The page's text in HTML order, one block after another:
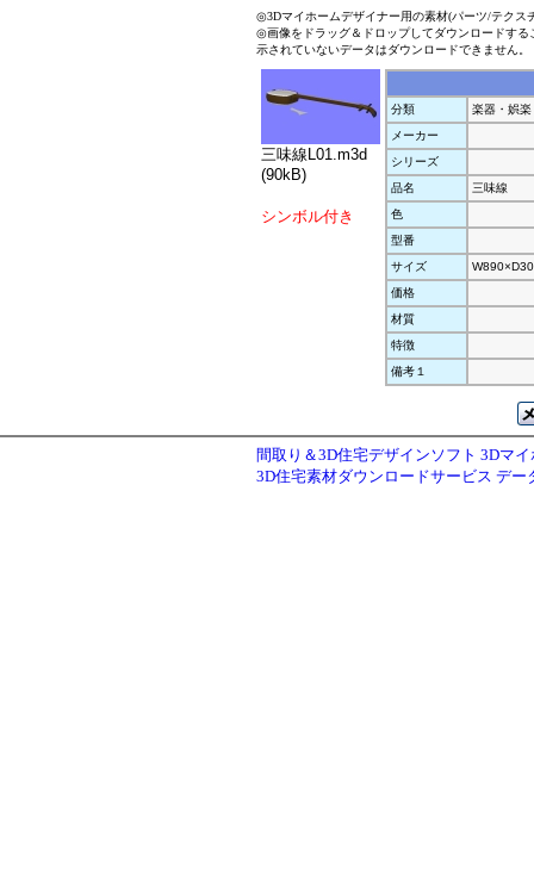
◎3Dマイホームデザイナー用の素材(パーツ/テクス
◎画像をドラッグ＆ドロップしてダウンロードす
示されていないデータはダウンロードできません。
三味線L01.m3d
(90kB)
シンボル付き
分類
楽器・娯
メーカー
シリーズ
品名
三味線
色
型番
サイズ
価格
材質
特徴
備考１
間取り＆3D住宅デザインソフト 3Dマ
3D住宅素材ダウンロードサービス デー